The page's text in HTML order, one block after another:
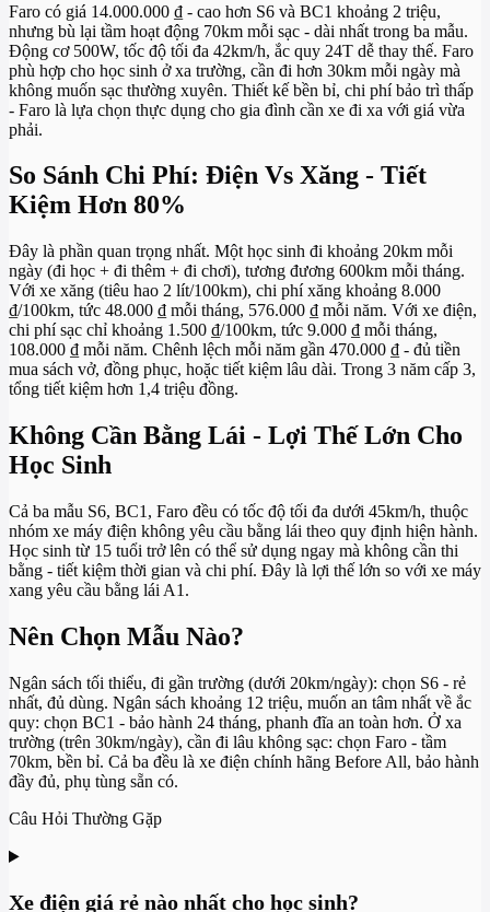
Faro có giá 14.000.000 ₫ - cao hơn S6 và BC1 khoảng 2 triệu,
nhưng bù lại tầm hoạt động 70km mỗi sạc - dài nhất trong ba mẫu.
Động cơ 500W, tốc độ tối đa 42km/h, ắc quy 24T dễ thay thế. Faro
phù hợp cho học sinh ở xa trường, cần đi hơn 30km mỗi ngày mà
không muốn sạc thường xuyên. Thiết kế bền bỉ, chi phí bảo trì thấp
- Faro là lựa chọn thực dụng cho gia đình cần xe đi xa với giá vừa
phải.
So Sánh Chi Phí: Điện Vs Xăng - Tiết
Kiệm Hơn 80%
Đây là phần quan trọng nhất. Một học sinh đi khoảng 20km mỗi
ngày (đi học + đi thêm + đi chơi), tương đương 600km mỗi tháng.
Với xe xăng (tiêu hao 2 lít/100km), chi phí xăng khoảng 8.000
₫/100km, tức 48.000 ₫ mỗi tháng, 576.000 ₫ mỗi năm. Với xe điện,
chi phí sạc chỉ khoảng 1.500 ₫/100km, tức 9.000 ₫ mỗi tháng,
108.000 ₫ mỗi năm. Chênh lệch mỗi năm gần 470.000 ₫ - đủ tiền
mua sách vở, đồng phục, hoặc tiết kiệm lâu dài. Trong 3 năm cấp 3,
tổng tiết kiệm hơn 1,4 triệu đồng.
Không Cần Bằng Lái - Lợi Thế Lớn Cho
Học Sinh
Cả ba mẫu S6, BC1, Faro đều có tốc độ tối đa dưới 45km/h, thuộc
nhóm xe máy điện không yêu cầu bằng lái theo quy định hiện hành.
Học sinh từ 15 tuổi trở lên có thể sử dụng ngay mà không cần thi
bằng - tiết kiệm thời gian và chi phí. Đây là lợi thế lớn so với xe máy
xang yêu cầu bằng lái A1.
Nên Chọn Mẫu Nào?
Ngân sách tối thiểu, đi gần trường (dưới 20km/ngày): chọn S6 - rẻ
nhất, đủ dùng. Ngân sách khoảng 12 triệu, muốn an tâm nhất về ắc
quy: chọn BC1 - bảo hành 24 tháng, phanh đĩa an toàn hơn. Ở xa
trường (trên 30km/ngày), cần đi lâu không sạc: chọn Faro - tầm
70km, bền bỉ. Cả ba đều là xe điện chính hãng Before All, bảo hành
đầy đủ, phụ tùng sẵn có.
Câu Hỏi Thường Gặp
Xe điện giá rẻ nào nhất cho học sinh?